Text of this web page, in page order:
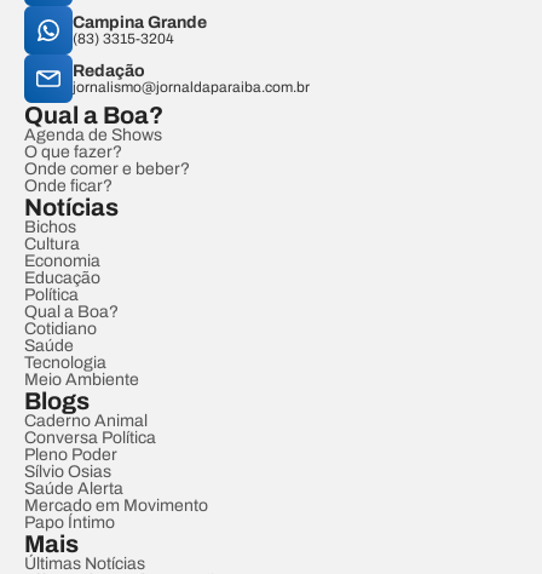
Campina Grande
(83) 3315-3204
Redação
jornalismo@jornaldaparaiba.com.br
Qual a Boa?
Agenda de Shows
O que fazer?
Onde comer e beber?
Onde ficar?
Notícias
Bichos
Cultura
Economia
Educação
Política
Qual a Boa?
Cotidiano
Saúde
Tecnologia
Meio Ambiente
Blogs
Caderno Animal
Conversa Política
Pleno Poder
Sílvio Osias
Saúde Alerta
Mercado em Movimento
Papo Íntimo
Mais
Últimas Notícias